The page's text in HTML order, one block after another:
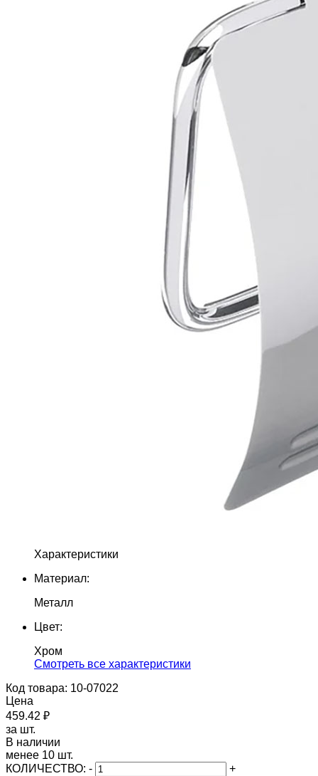
Характеристики
Материал:
Металл
Цвет:
Хром
Cмотреть все характеристики
Код товара: 10-07022
Цена
459.42 ₽
за шт.
В наличии
менее 10 шт.
КОЛИЧЕСТВО: -
+